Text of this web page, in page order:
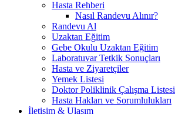
Hasta Rehberi
Nasıl Randevu Alınır?
Randevu Al
Uzaktan Eğitim
Gebe Okulu Uzaktan Eğitim
Laboratuvar Tetkik Sonuçları
Hasta ve Ziyaretçiler
Yemek Listesi
Doktor Poliklinik Çalışma Listesi
Hasta Hakları ve Sorumlulukları
İletişim & Ulaşım